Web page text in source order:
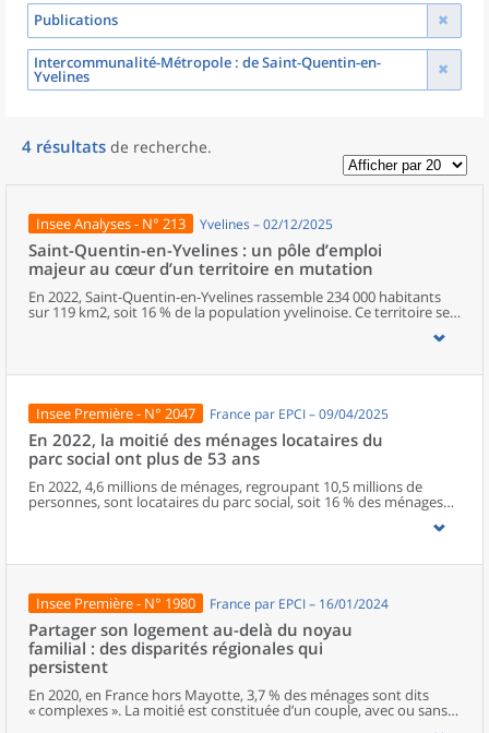
Publications
Intercommunalité-Métropole : de Saint-Quentin-en-
Yvelines
4 résultats de recherche.
Insee Analyses - N° 213 Yvelines – 02/12/2025
Saint-Quentin-en-Yvelines : un pôle d’emploi
majeur au cœur d’un territoire en mutation
En 2022, Saint-Quentin-en-Yvelines rassemble 234 000 habitants
sur 119 km2, soit 16 % de la population yvelinoise. Ce territoire se
positionne comme un poumon économique des Yvelines,
positionnement fort en recherche et développement et dans
un déséquilibre est-ouest sur le plan de l’activité et des revenus.
L’arrivée, en 2030, de la ligne 18 du Grand Paris Express, qui reliera
Saint-Quentin-en-Yvelines au pôle universitaire de Paris-Saclay et à
la gare d’Orly, renforce encore ses perspectives de développement.
Insee Première - N° 2047 France par EPCI – 09/04/2025
En 2022, la moitié des ménages locataires du
parc social ont plus de 53 ans
En 2022, 4,6 millions de ménages, regroupant 10,5 millions de
personnes, sont locataires du parc social, soit 16 % des ménages
vivant dans un logement ordinaire en France. Cette part est
nettement plus élevée dans certaines intercommunalités et peut
Île-de-France.34 % des ménages vivant dans le parc social sont
Dans les quartiers prioritaires de la politique de la ville, 54 % des
logements sociaux sont occupés par des ménages appartenant
aux 20 % les plus modestes.Les locataires du parc social
déménagent moins souvent que ceux du secteur libre. Ainsi, 31 %
des ménages locataires du parc social vivent dans leur logement
depuis plus de 10 ans, contre seulement 12 % dans le secteur libre.
Ils sont également plus âgés : la moitié des ménages ont plus de
53 ans dans le parc social, contre 42 ans dans le secteur libre. Les
familles monoparentales y sont surreprésentées. 65 % des
Insee Première - N° 1980 France par EPCI – 16/01/2024
Partager son logement au-delà du noyau
familial : des disparités régionales qui
persistent
En 2020, en France hors Mayotte, 3,7 % des ménages sont dits
« complexes ». La moitié est constituée d’un couple, avec ou sans
enfants, ou d’une famille monoparentale qui cohabite avec au